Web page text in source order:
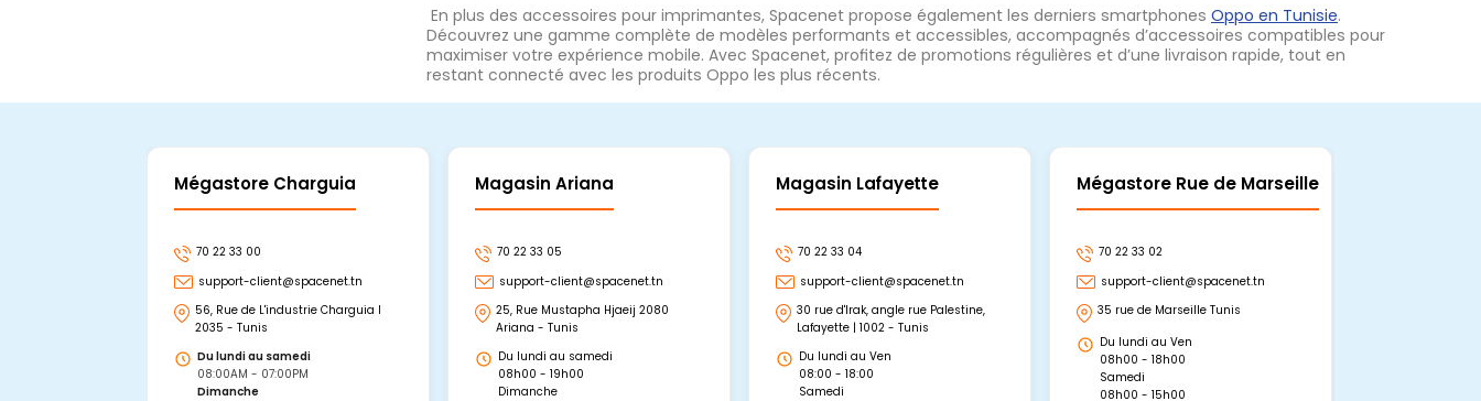
En plus des accessoires pour imprimantes, Spacenet propose également les derniers smartphones Oppo en Tunisie.
Découvrez une gamme complète de modèles performants et accessibles, accompagnés d’accessoires compatibles pour
maximiser votre expérience mobile. Avec Spacenet, profitez de promotions régulières et d’une livraison rapide, tout en
restant connecté avec les produits Oppo les plus récents.
Mégastore Charguia
70 22 33 00
support-client@spacenet.tn
56, Rue de L'industrie Charguia I
2035 - Tunis
Du lundi au samedi
08:00AM - 07:00PM
Dimanche
Magasin Ariana
70 22 33 05
support-client@spacenet.tn
25, Rue Mustapha Hjaeij 2080
Ariana - Tunis
Du lundi au samedi
08h00 - 19h00
Dimanche
Magasin Lafayette
70 22 33 04
support-client@spacenet.tn
30 rue d'Irak, angle rue Palestine,
Lafayette | 1002 - Tunis
Du lundi au Ven
08:00 - 18:00
Samedi
Mégastore Rue de Marseille
70 22 33 02
support-client@spacenet.tn
35 rue de Marseille Tunis
Du lundi au Ven
08h00 - 18h00
Samedi
08h00 - 15h00